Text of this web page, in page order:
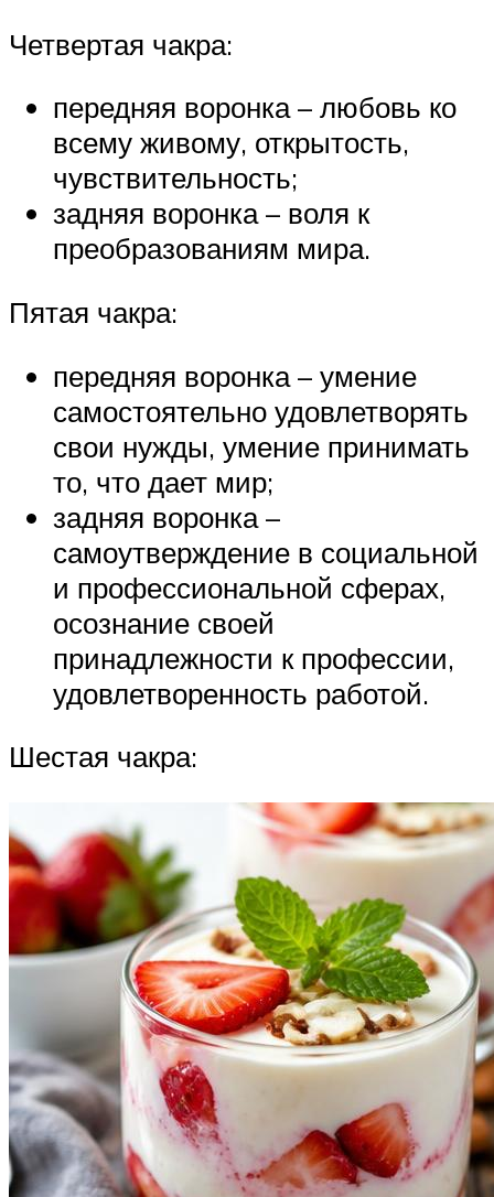
Четвертая чакра:
передняя воронка – любовь ко
всему живому, открытость,
чувствительность;
задняя воронка – воля к
преобразованиям мира.
Пятая чакра:
передняя воронка – умение
самостоятельно удовлетворять
свои нужды, умение принимать
то, что дает мир;
задняя воронка –
самоутверждение в социальной
и профессиональной сферах,
осознание своей
принадлежности к профессии,
удовлетворенность работой.
Шестая чакра: